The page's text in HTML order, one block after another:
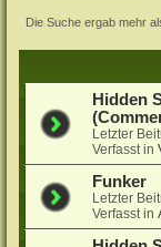
Die Suche ergab mehr
Hidden
Letzter
Verfasst in
Funker
Letzter
Verfasst in